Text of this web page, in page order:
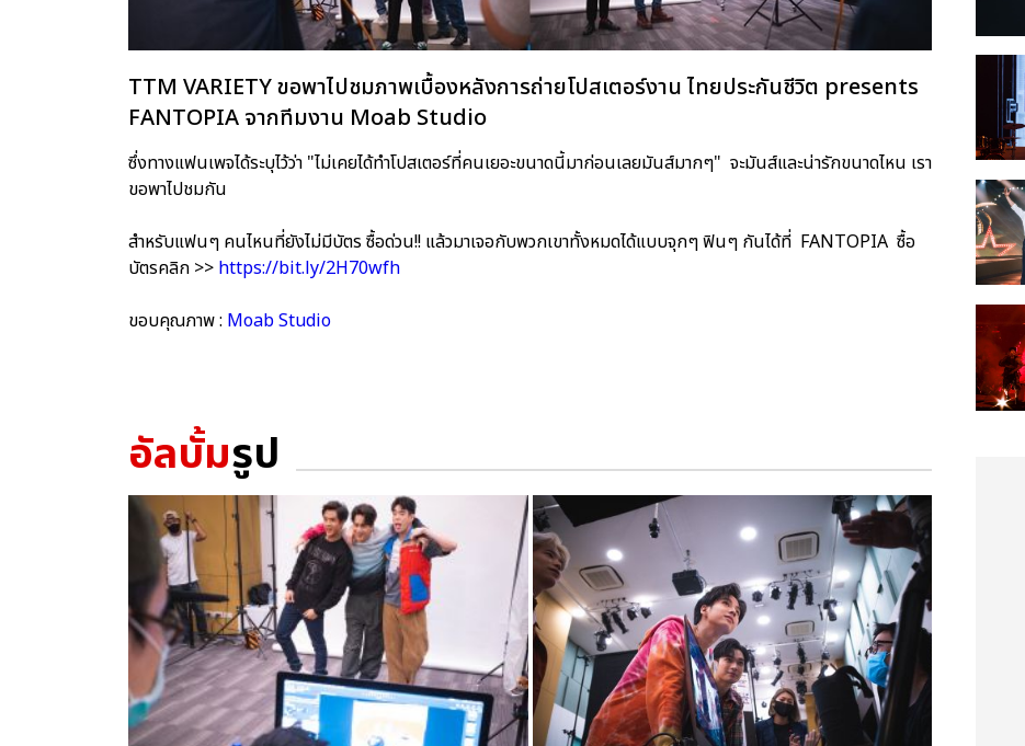
TTM VARIETY ขอพาไปชมภาพเบื้องหลังการถ่ายโปสเตอร์งาน ไทยประกันชีวิต presents
FANTOPIA จากทีมงาน Moab Studio
ซึ่งทางแฟนเพจได้ระบุไว้ว่า "ไม่เคยได้ทำโปสเตอร์ที่คนเยอะขนาดนี้มาก่อนเลยมันส์มากๆ" จะมันส์และน่ารักขนาดไหน เรา
ขอพาไปชมกัน
สำหรับแฟนๆ คนไหนที่ยังไม่มีบัตร ซื้อด่วน!! แล้วมาเจอกับพวกเขาทั้งหมดได้แบบจุกๆ ฟินๆ กันได้ที่ FANTOPIA ซื้อ
บัตรคลิก >> https://bit.ly/2H70wfh
ขอบคุณภาพ : Moab Studio
อัลบั้มรูป